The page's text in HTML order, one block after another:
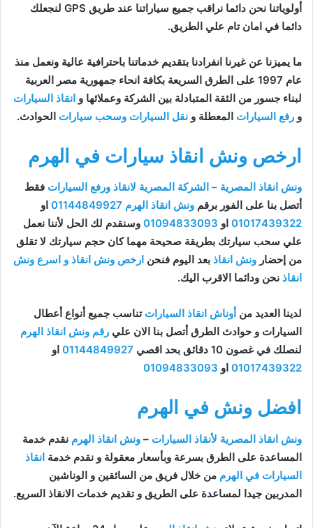
أولوياتنا نحن دائما نراقب جميع سياراتنا عند طريق GPS لنجعلك
دائما في امان تام علي الطريق.
ما يميزنا عن غيرنا انفرادنا بتقديم خدماتنا باحترافية عالية ونعمل منذ
عام 1997 على الطرق السريعة بكافة انحاء جمهورية مصر العربية
لبناء جسور من الثقة المتبادلة بين الشركة وعملائها و انقاذ السيارات
و رفع السيارات المعطلة و نقل السيارات وسحب سيارات الحوادث.
ارخص ونش انقاذ سيارات في الهرم
ونش انقاذ المصرية – الشركة المصرية لانقاذ ورفع السيارات فقط
أتصل بنا على الفور برقم ونش انقاذ الهرم 01144849927 او
01017439322 او 01094833093 وسنقدم لك الحل لأننا نعمل
علي سحب سيارتك بطريقة صحيحة مهما كان حجم سيارتك لا تقلق
من إحضار ونش انقاذ بعد اليوم فنحن ارخص ونش انقاذ و اسرع ونش
انقاذ نحن ودائما الاقرب اليك.
لدينا العديد من أوناش انقاذ السيارات تناسب جميع أنواع أعطال
السيارات و حوادث الطرق أتصل بنا الان علي رقم ونش انقاذ الهرم
لنصلك في غصون 10 دقائق بحد اقصي
01144849927 او
01017439322 او 01094833093
افضل ونش في الهرم
ونش انقاذ المصرية لأنقاذ السيارات – ونش انقاذ الهرم نقدم خدمة
المساعدة على الطرق بسرعة وبأسعار معقولة و نقدم خدمة انقاذ
السيارات في الهرم من خلال فريق من السائقين و الوناشين
المدربين جيدا لمساعدة على الطريق و تقديم خدمات الانقاذ السريع.